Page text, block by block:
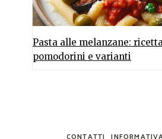
Pasta alle melanzane:
pomodorini e varianti
CONTATTI